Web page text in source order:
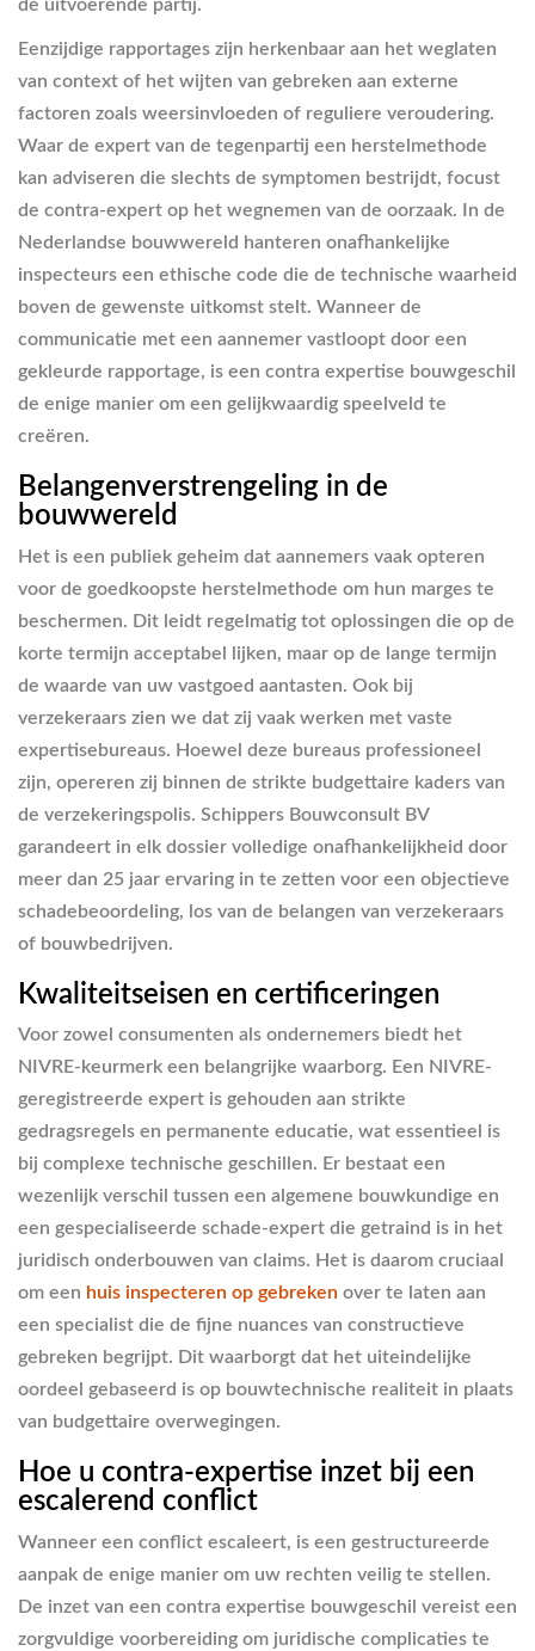
de uitvoerende partij.
Eenzijdige rapportages zijn herkenbaar aan het weglaten
van context of het wijten van gebreken aan externe
factoren zoals weersinvloeden of reguliere veroudering.
Waar de expert van de tegenpartij een herstelmethode
kan adviseren die slechts de symptomen bestrijdt, focust
de contra-expert op het wegnemen van de oorzaak. In de
Nederlandse bouwwereld hanteren onafhankelijke
inspecteurs een ethische code die de technische waarheid
boven de gewenste uitkomst stelt. Wanneer de
communicatie met een aannemer vastloopt door een
gekleurde rapportage, is een contra expertise bouwgeschil
de enige manier om een gelijkwaardig speelveld te
creëren.
Belangenverstrengeling in de
bouwwereld
Het is een publiek geheim dat aannemers vaak opteren
voor de goedkoopste herstelmethode om hun marges te
beschermen. Dit leidt regelmatig tot oplossingen die op de
korte termijn acceptabel lijken, maar op de lange termijn
de waarde van uw vastgoed aantasten. Ook bij
verzekeraars zien we dat zij vaak werken met vaste
expertisebureaus. Hoewel deze bureaus professioneel
zijn, opereren zij binnen de strikte budgettaire kaders van
de verzekeringspolis. Schippers Bouwconsult BV
garandeert in elk dossier volledige onafhankelijkheid door
meer dan 25 jaar ervaring in te zetten voor een objectieve
schadebeoordeling, los van de belangen van verzekeraars
of bouwbedrijven.
Kwaliteitseisen en certificeringen
Voor zowel consumenten als ondernemers biedt het
NIVRE-keurmerk een belangrijke waarborg. Een NIVRE-
geregistreerde expert is gehouden aan strikte
gedragsregels en permanente educatie, wat essentieel is
bij complexe technische geschillen. Er bestaat een
wezenlijk verschil tussen een algemene bouwkundige en
een gespecialiseerde schade-expert die getraind is in het
juridisch onderbouwen van claims. Het is daarom cruciaal
om een huis inspecteren op gebreken over te laten aan
een specialist die de fijne nuances van constructieve
gebreken begrijpt. Dit waarborgt dat het uiteindelijke
oordeel gebaseerd is op bouwtechnische realiteit in plaats
van budgettaire overwegingen.
Hoe u contra-expertise inzet bij een
escalerend conflict
Wanneer een conflict escaleert, is een gestructureerde
aanpak de enige manier om uw rechten veilig te stellen.
De inzet van een contra expertise bouwgeschil vereist een
zorgvuldige voorbereiding om juridische complicaties te